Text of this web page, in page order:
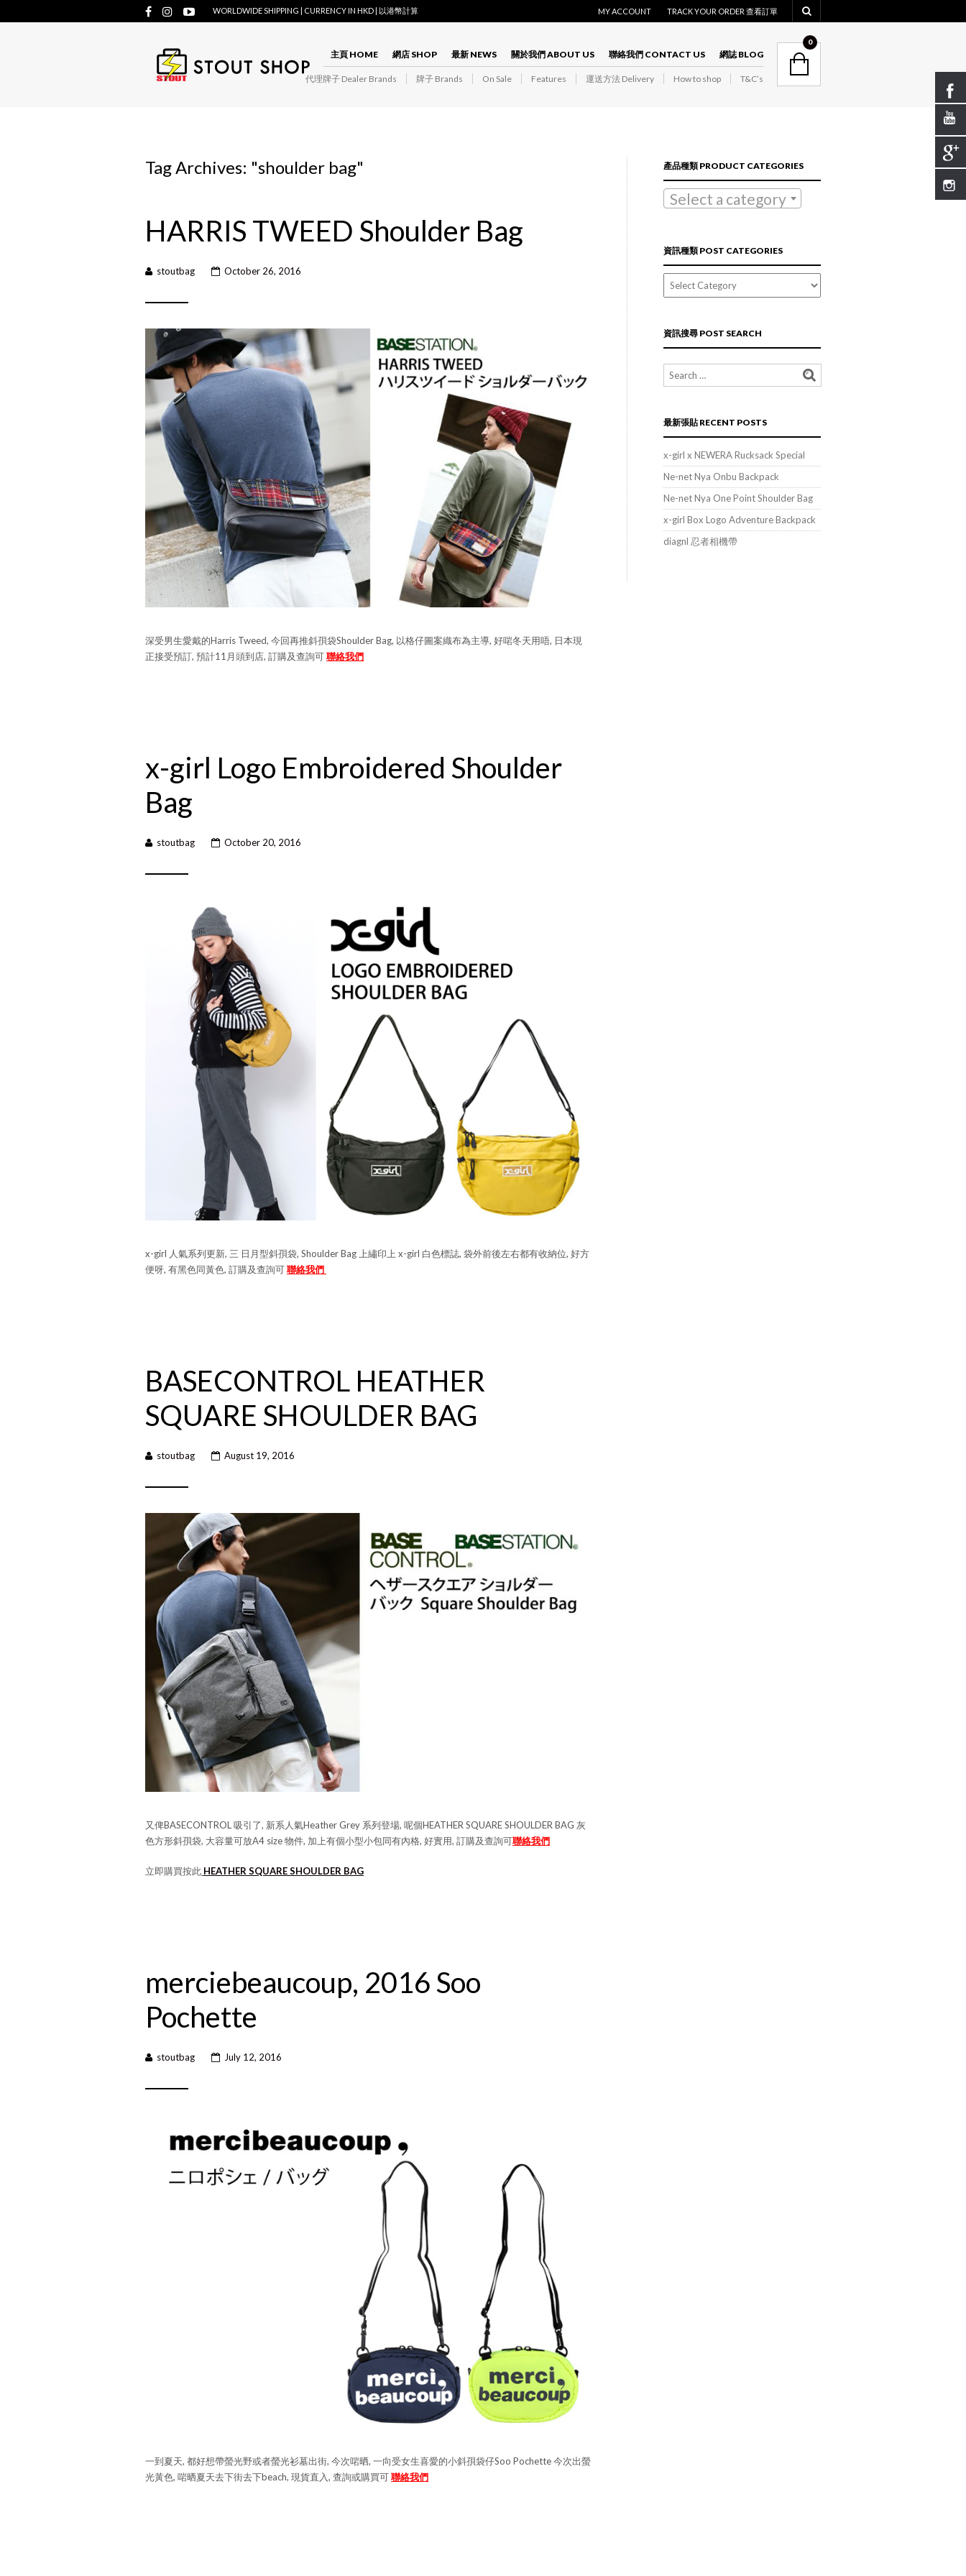
WORLDWIDE SHIPPING | CURRENCY IN HKD | 以港幣計算 MY ACCOUNT TRACK YOUR ORDER 查看訂單
主頁 HOME 網店 SHOP 最新 NEWS 關於我們 ABOUT US 聯絡我們 CONTACT US 網誌 BLOG
代理牌子 Dealer Brands 牌子 Brands On Sale Features 運送方法 Delivery How to shop T&C’s
0
Tag Archives: "shoulder bag"
HARRIS TWEED Shoulder Bag
stoutbag October 26, 2016
深受男生愛戴的Harris Tweed, 今回再推斜孭袋Shoulder Bag, 以格仔圖案織布為主導, 好啱冬天用唔, 日本現
正接受預訂, 預計11月頭到店, 訂購及查詢可聯絡我們
x-girl Logo Embroidered Shoulder
Bag
stoutbag October 20, 2016
x-girl 人氣系列更新, 三 日月型斜孭袋, Shoulder Bag 上繡印上 x-girl 白色標誌, 袋外前後左右都有收納位, 好方
便呀, 有黑色同黃色, 訂購及查詢可聯絡我們
BASECONTROL HEATHER
SQUARE SHOULDER BAG
stoutbag August 19, 2016
又俾BASECONTROL 吸引了, 新系人氣Heather Grey 系列登場, 呢個HEATHER SQUARE SHOULDER BAG 灰
色方形斜孭袋, 大容量可放A4 size 物件, 加上有個小型小包同有內格, 好實用, 訂購及查詢可聯絡我們
立即購買按此 HEATHER SQUARE SHOULDER BAG
merciebeaucoup, 2016 Soo
Pochette
stoutbag July 12, 2016
一到夏天, 都好想帶螢光野或者螢光衫墓出街, 今次啱晒, 一向受女生喜愛的小斜孭袋仔Soo Pochette 今次出螢
光黃色, 啱晒夏天去下街去下beach, 現貨直入, 查詢或購買可聯絡我們
產品種類 PRODUCT CATEGORIES
Select a category
資訊種類 POST CATEGORIES
資
訊
POST
CATEGORIES
資訊搜尋 POST SEARCH
最新張貼 RECENT POSTS
x-girl x NEWERA Rucksack Special
Ne-net Nya Onbu Backpack
Ne-net Nya One Point Shoulder Bag
x-girl Box Logo Adventure Backpack
diagnl 忍者相機帶
NAVIGATION